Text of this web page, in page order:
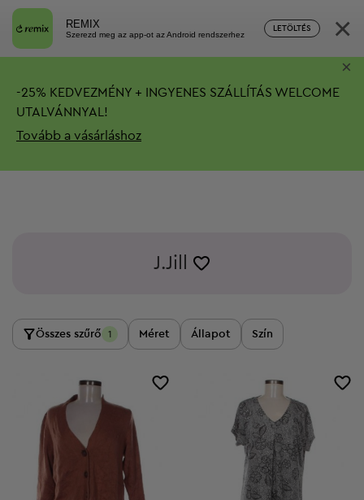
REMIX
Szerezd meg az app-ot az Android rendszerhez
LETÖLTÉS ×
-25% KEDVEZMÉNY + INGYENES SZÁLLÍTÁS WELCOME
UTALVÁNNYAL!
Tovább a vásárláshoz
×
J.Jill
Összes szűrő 1 Méret Állapot Szín